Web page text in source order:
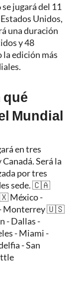
jugará del 11
Unidos,
una duración
y 48
edición más
qué
Mundial
en tres
Será la
por tres
sede. 🇨🇦
México -
- Monterrey 🇺🇸
- Dallas -
- Miami -
- San